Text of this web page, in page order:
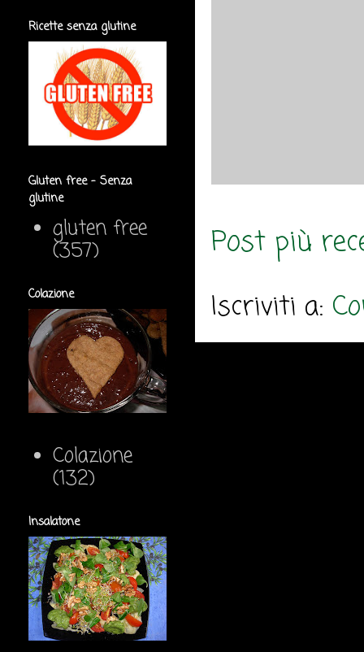
Post più
Iscriviti a:
Ricette senza glutine
Gluten free - Senza
glutine
gluten free
(357)
Colazione
Colazione
(132)
Insalatone